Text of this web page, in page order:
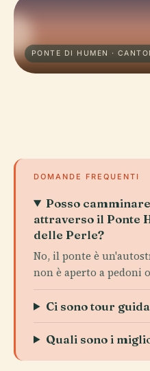
PONTE DI HUMEN ·
DOMANDE FREQUENTI
Posso
attraverso il Ponte
delle Perle?
No, il ponte è
non è aperto a pedoni
Ci sono tour
Quali sono i